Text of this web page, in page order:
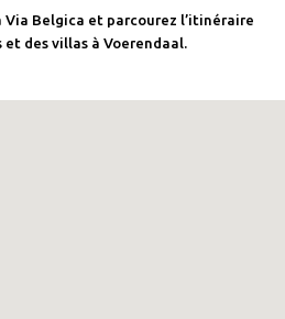
Via Belgica et parcourez l’itinéraire
et des villas à Voerendaal.